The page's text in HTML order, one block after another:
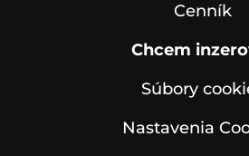
Cenník
Chcem
Súbory
Nastavenia